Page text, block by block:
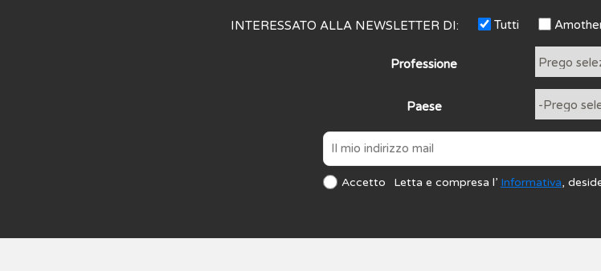
INTERESSATO ALLA NEWSLETTER DI: Tutti
Professione
Paese
Accetto Letta e compresa l’ Informativa,